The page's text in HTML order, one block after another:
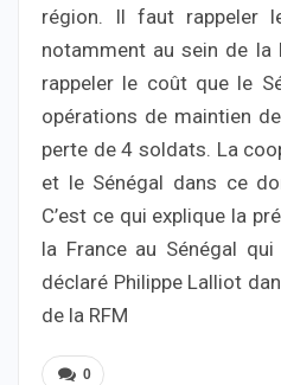
région. Il faut rappeler
notamment au sein de la
rappeler le coût que le
opérations de maintien
perte de 4 soldats. La
et le Sénégal dans ce
C’est ce qui explique la
la France au Sénégal
déclaré Philippe Lalliot
de la RFM
0